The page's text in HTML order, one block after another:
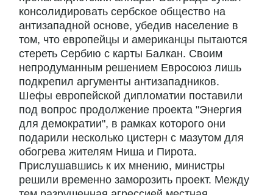
консолидировать сербское общество на
антизападной основе, убедив население в
том, что европейцы и американцы пытаются
стереть Сербию с карты Балкан. Своим
непродуманным решением Евросоюз лишь
подкрепил аргументы антизападников.
Шефы европейской дипломатии поставили
под вопрос продолжение проекта "Энергия
для демократии", в рамках которого они
подарили несколько цистерн с мазутом для
обогрева жителям Ниша и Пирота.
Прислушавшись к их мнению, министры
решили временно заморозить проект. Между